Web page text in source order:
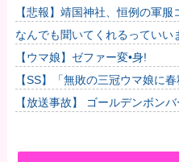
すぎて草ｗｗｗ「このまま成
【悲報】靖国神社、恒例の軍服
なんでも聞いてくれるっていい
【ウマ娘】ゼファー変•身!
【SS】「無敗の三冠ウマ娘に
で勝利したら結婚してもいい
のトレー...
【放送事故】 ゴールデンボン